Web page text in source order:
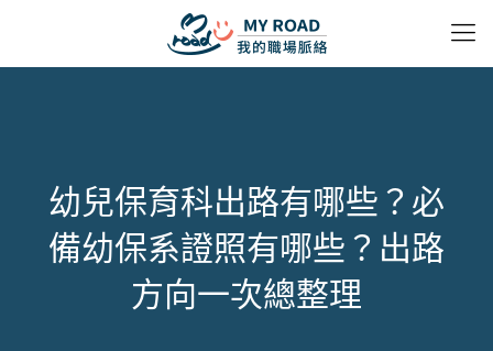
幼兒保育科出路有哪些？必
備幼保系證照有哪些？出路
方向一次總整理